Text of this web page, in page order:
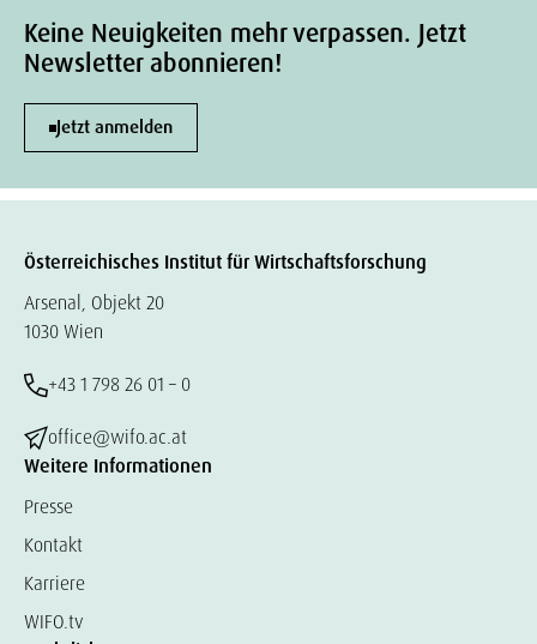
Keine Neuigkeiten mehr verpassen. Jetzt
Newsletter abonnieren!
Jetzt anmelden
Österreichisches Institut für Wirtschaftsforschung
Arsenal, Objekt 20
1030 Wien
+43 1 798 26 01 – 0
office@wifo.ac.at
Weitere Informationen
Presse
Kontakt
Karriere
WIFO.tv